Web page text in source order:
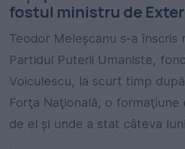
fostul ministru de
Teodor Meleșcanu s-a înscris
Partidul Puterii Umaniste,
Voiculescu, la scurt timp
Forţa Naţională, o formaţiune
de el şi unde a stat câteva